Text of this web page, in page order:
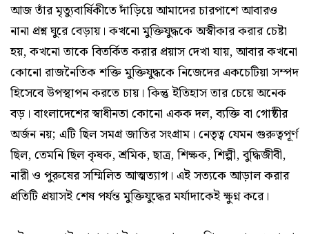
আজ তাঁর মৃত্যুবার্ষিকীতে দাঁড়িয়ে আমাদের চারপাশে আবারও
নানা প্রশ্ন ঘুরে বেড়ায়। কখনো মুক্তিযুদ্ধকে অস্বীকার করার চেষ্টা
হয়, কখনো তাকে বিতর্কিত করার প্রয়াস দেখা যায়, আবার কখনো
কোনো রাজনৈতিক শক্তি মুক্তিযুদ্ধকে নিজেদের একচেটিয়া সম্পদ
হিসেবে উপস্থাপন করতে চায়। কিন্তু ইতিহাস তার চেয়ে অনেক
বড়। বাংলাদেশের স্বাধীনতা কোনো একক দল, ব্যক্তি বা গোষ্ঠীর
অর্জন নয়; এটি ছিল সমগ্র জাতির সংগ্রাম। নেতৃত্ব যেমন গুরুত্বপূর্ণ
ছিল, তেমনি ছিল কৃষক, শ্রমিক, ছাত্র, শিক্ষক, শিল্পী, বুদ্ধিজীবী,
নারী ও পুরুষের সম্মিলিত আত্মত্যাগ। এই সত্যকে আড়াল করার
প্রতিটি প্রয়াসই শেষ পর্যন্ত মুক্তিযুদ্ধের মর্যাদাকেই ক্ষুণ্ন করে।